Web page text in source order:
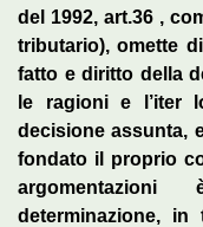
del 1992, art.36 ,
tributario), omette
fatto e diritto della
le ragioni e l’iter
decisione assunta,
fondato il proprio
determinazione,